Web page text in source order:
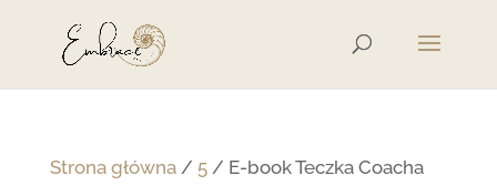
Strona główna/ 5/ E-book Teczka Coacha